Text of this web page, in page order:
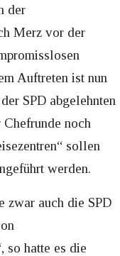
der
Merz vor der
Auftreten ist nun
SPD abgelehnten
noch
sollen
werden.
zwar auch die SPD
so hatte es die